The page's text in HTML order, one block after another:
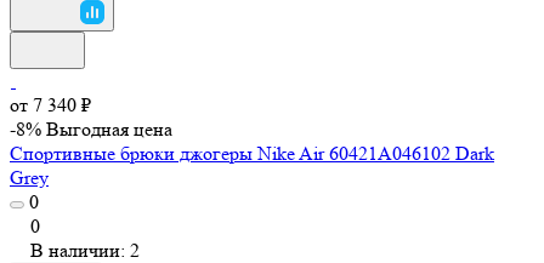
от 7 340 ₽
-8% Выгодная цена
Спортивные брюки джогеры Nike Air 60421A046102 Dark
Grey
0
0
В наличии: 2